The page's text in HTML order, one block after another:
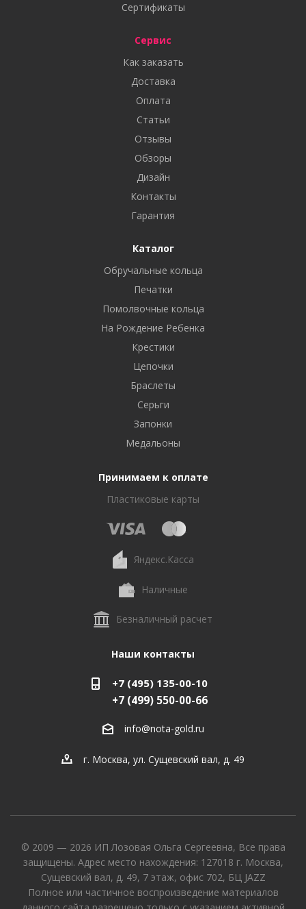
Сертификаты
Сервис
Как заказать
Доставка
Оплата
Статьи
Отзывы
Обзоры
Дизайн
Контакты
Гарантия
Каталог
Обручальные кольца
Печатки
Помолвочные кольца
На Рождение Ребенка
Крестики
Цепочки
Браслеты
Серьги
Запонки
Медальоны
Принимаем к оплате
Пластиковые карты
Яндекс.Касса
Наличные
Безналичный расчет
Наши контакты
+7 (495) 135-00-10
+7 (499) 550-00-66
info@nota-gold.ru
г. Москва, ул. Сущевский вал, д. 49
© 2009 — 2026 ИП Лозовая Ольга Сергеевна, Все права
защищены. Адрес место нахождения: 127018 г. Москва,
Сущевский вал, д. 49, 7 этаж, офис 702, БЦ JAZZ
Полное или частичное воспроизведение материалов